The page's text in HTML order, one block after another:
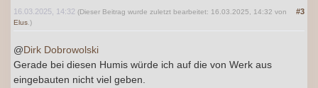
#3
16.03.2025, 14:32(Dieser Beitrag wurde zuletzt bearbeitet: 16.03.2025, 14:32 von
Elus .)
@Dirk Dobrowolski
Gerade bei diesen Humis würde ich auf die von Werk aus
eingebauten nicht viel geben.